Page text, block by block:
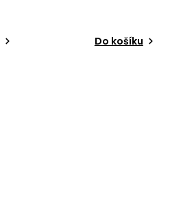
Do košíku